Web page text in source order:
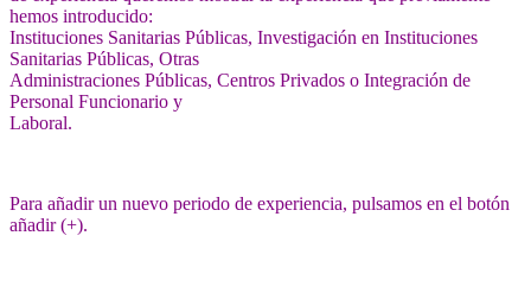
hemos introducido:
Instituciones Sanitarias Públicas, Investigación en Instituciones
Sanitarias Públicas, Otras
Administraciones Públicas, Centros Privados o Integración de
Personal Funcionario y
Laboral.
Para añadir un nuevo periodo de experiencia, pulsamos en el botón
añadir (+).